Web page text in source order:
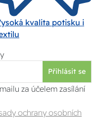
kvalita potisku i
Přihlásit se
za účelem zasílání
ochrany osobních